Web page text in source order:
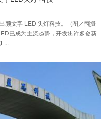
颜文字 LED 头灯科技。（图／翻摄
已成为主流趋势，开发出许多创新